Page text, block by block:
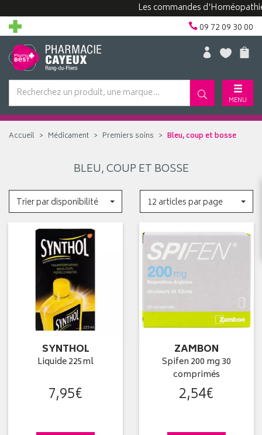
Les commandes d'Homéopathie
09 72 09 30 00
MENU
Accueil Médicament Premiers soins Bleu, coup et bosse
BLEU, COUP ET BOSSE
Trier par disponibilité 12 articles par page
SYNTHOL
Liquide 225ml
7,95€
ZAMBON
Spifen 200 mg 30
comprimés
2,54€